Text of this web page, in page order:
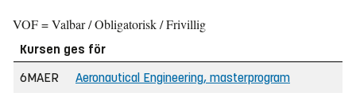
VOF = Valbar / Obligatorisk / Frivillig
Kursen ges för
6MAER
Aeronautical Engineering, masterprogram